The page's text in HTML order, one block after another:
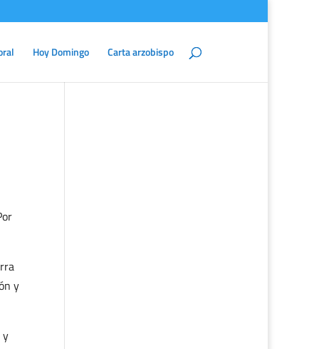
Hoy Domingo Carta arzobispo
y
y